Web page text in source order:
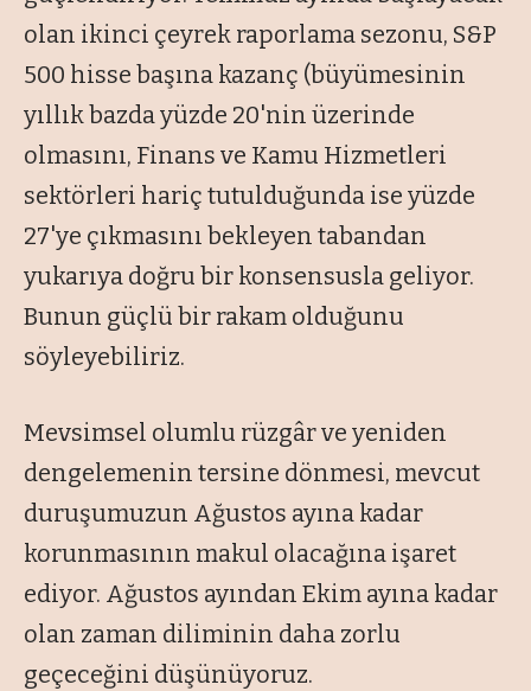
olan ikinci çeyrek raporlama sezonu, S&P
500 hisse başına kazanç (büyümesinin
yıllık bazda yüzde 20'nin üzerinde
olmasını, Finans ve Kamu Hizmetleri
sektörleri hariç tutulduğunda ise yüzde
27'ye çıkmasını bekleyen tabandan
yukarıya doğru bir konsensusla geliyor.
Bunun güçlü bir rakam olduğunu
söyleyebiliriz.
Mevsimsel olumlu rüzgâr ve yeniden
dengelemenin tersine dönmesi, mevcut
duruşumuzun Ağustos ayına kadar
korunmasının makul olacağına işaret
ediyor. Ağustos ayından Ekim ayına kadar
olan zaman diliminin daha zorlu
geçeceğini düşünüyoruz.